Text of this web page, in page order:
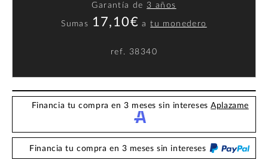
Garantía de 3 años
Sumas 17,10€ atu monedero
ref. 38340
Financia tu compra en 3 meses sin interesesAplazame
Financia tu compra en 3 meses sin intereses